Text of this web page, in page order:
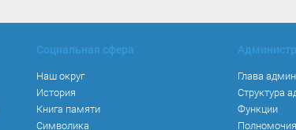
Социальная сфера
Наш округ
История
Книга памяти
Символика
Глава
Структура
Функции
Полномочия